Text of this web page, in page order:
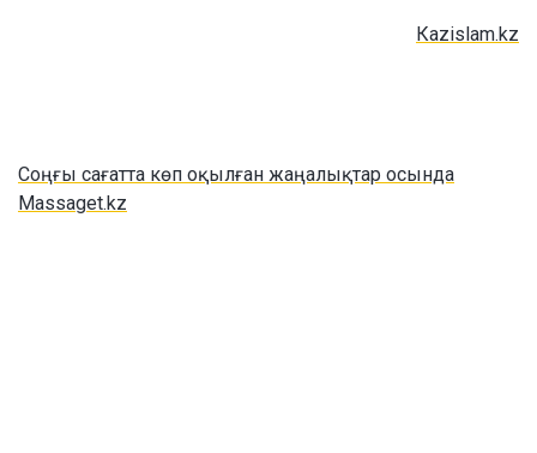
Кazislam.kz
Соңғы сағатта көп оқылған жаңалықтар осында
Massaget.kz